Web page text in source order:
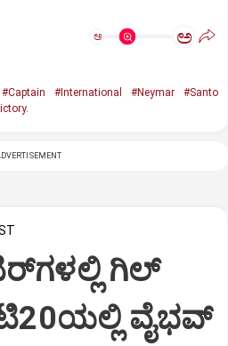
ಅ ಅ
#Captain #International #Neymar
#Santo
ಗಿಲ್
ವೈಭವ್